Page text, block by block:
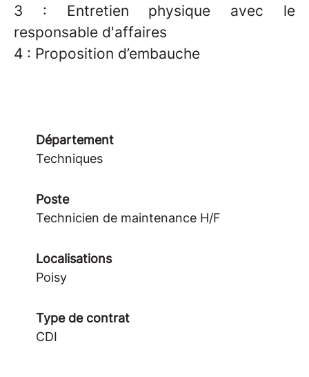
3 : Entretien physique avec le
responsable d'affaires
4 : Proposition d’embauche
Département
Techniques
Poste
Technicien de maintenance H/F
Localisations
Poisy
Type de contrat
CDI